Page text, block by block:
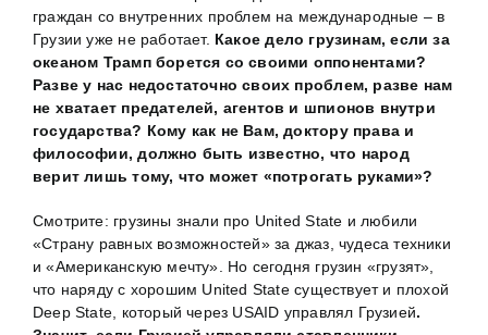
граждан со внутренних проблем на международные – в
Грузии уже не работает. Какое дело грузинам, если за
океаном Трамп борется со своими оппонентами?
Разве у нас недостаточно своих проблем, разве нам
не хватает предателей, агентов и шпионов внутри
государства? Кому как не Вам, доктору права и
философии, должно быть известно, что народ
верит лишь тому, что может «потрогать руками»?
Смотрите: грузины знали про United State и любили
«Страну равных возможностей» за джаз, чудеса техники
и «Американскую мечту». Но сегодня грузин «грузят»,
что наряду с хорошим United State существует и плохой
Deep State, который через USAID управлял Грузией.